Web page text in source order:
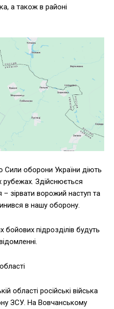
а також в районі
оборони України діють
рубежах. Здійснюється
зірвати ворожий наступ та
в нашу оборону.
підрозділів будуть
області російські війська
ЗСУ. На Вовчанському